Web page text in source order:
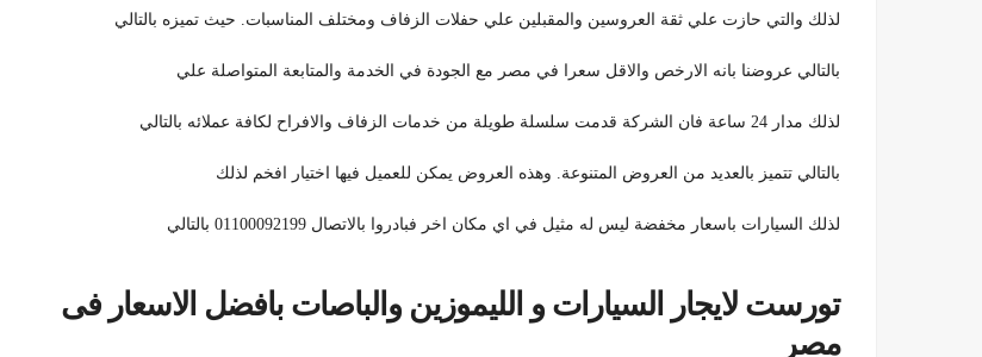
لذلك والتي حازت علي ثقة العروسين والمقبلين علي حفلات الزفاف ومختلف المناسبات. حيث تميزه بالتالي
بالتالي عروضنا بانه الارخص والاقل سعرا في مصر مع الجودة في الخدمة والمتابعة المتواصلة علي
لذلك مدار 24 ساعة فان الشركة قدمت سلسلة طويلة من خدمات الزفاف والافراح لكافة عملائه بالتالي
بالتالي تتميز بالعديد من العروض المتنوعة. وهذه العروض يمكن للعميل فيها اختيار افخم لذلك
لذلك السيارات باسعار مخفضة ليس له مثيل في اي مكان اخر فبادروا بالاتصال 01100092199 بالتالي
تورست لايجار السيارات و الليموزين والباصات بافضل الاسعار فى
مصر